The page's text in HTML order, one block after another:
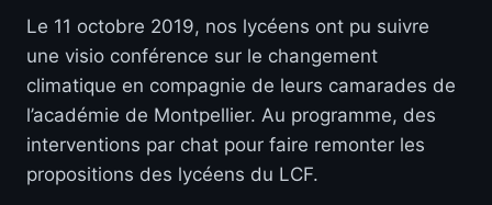
Le 11 octobre 2019, nos lycéens ont pu suivre
une visio conférence sur le changement
climatique en compagnie de leurs camarades de
l’académie de Montpellier. Au programme, des
interventions par chat pour faire remonter les
propositions des lycéens du LCF.